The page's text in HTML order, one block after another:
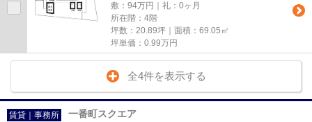
敷：94万円｜礼：0ヶ月
所在階：4階
坪数：20.89坪｜面積：69.05㎡
坪単価： 0.99万円
全4件を表示する
賃貸｜事務所 一番町スクエア